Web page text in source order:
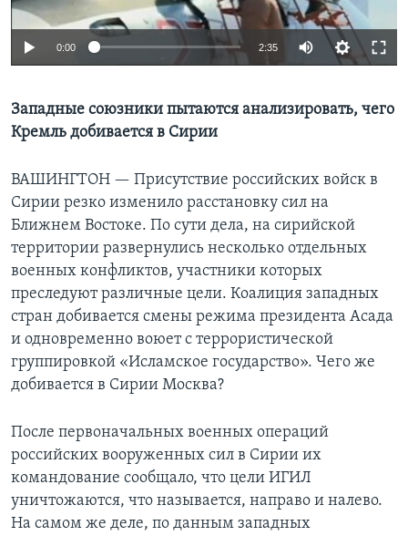
Learning English
0:00 2:35
Западные союзники пытаются анализировать, чего
Кремль добивается в Сирии
ВАШИНГТОН — Присутствие российских войск в
Сирии резко изменило расстановку сил на
Ближнем Востоке. По сути дела, на сирийской
территории развернулись несколько отдельных
военных конфликтов, участники которых
преследуют различные цели. Коалиция западных
стран добивается смены режима президента Асада
и одновременно воюет с террористической
группировкой «Исламское государство». Чего же
добивается в Сирии Москва?
После первоначальных военных операций
российских вооруженных сил в Сирии их
командование сообщало, что цели ИГИЛ
уничтожаются, что называется, направо и налево.
На самом же деле, по данным западных